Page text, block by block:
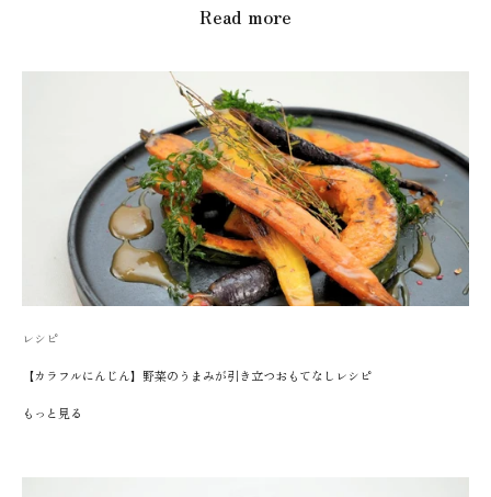
Read more
レシピ
【カラフルにんじん】野菜のうまみが引き立つおもてなしレシピ
もっと見る